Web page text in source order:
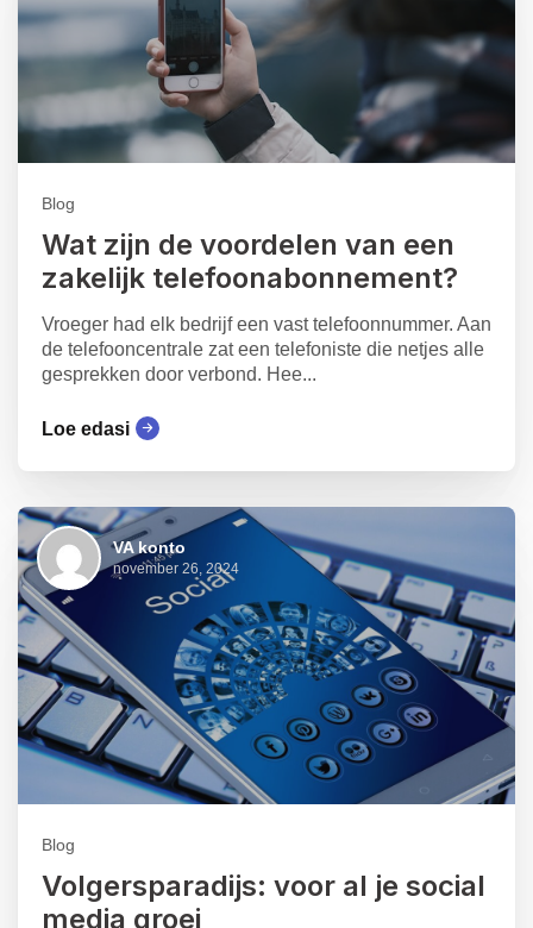
Blog
Wat zijn de voordelen van een
zakelijk telefoonabonnement?
Vroeger had elk bedrijf een vast telefoonnummer. Aan
de telefooncentrale zat een telefoniste die netjes alle
gesprekken door verbond. Hee...
Loe edasi
VA konto
november 26, 2024
Blog
Volgersparadijs: voor al je social
media groei